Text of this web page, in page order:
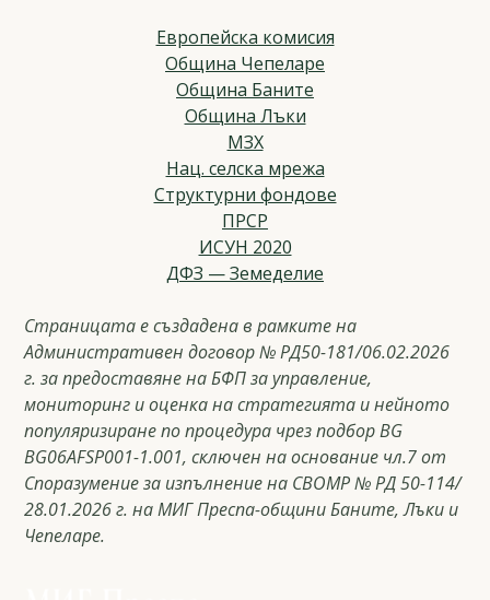
Европейска комисия
Община Чепеларе
Община Баните
Община Лъки
МЗХ
Нац. селска мрежа
Структурни фондове
ПРСР
ИСУН 2020
ДФЗ — Земеделие
Страницата е създадена в рамките на
Административен договор № РД50-181/06.02.2026
г. за предоставяне на БФП за управление,
мониторинг и оценка на стратегията и нейното
популяризиране по процедура чрез подбор BG
BG06AFSP001-1.001, сключен на основание чл.7 от
Споразумение за изпълнение на СВОМР № РД 50-114/
28.01.2026 г. на МИГ Преспа-общини Баните, Лъки и
Чепеларе.